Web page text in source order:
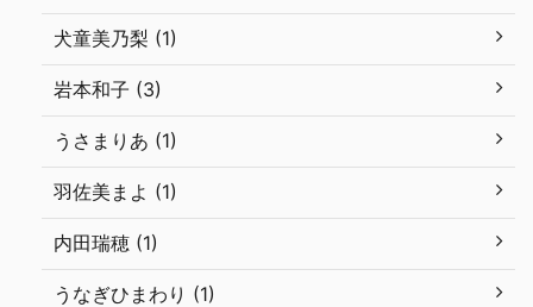
犬童美乃梨 (1)
岩本和子 (3)
うさまりあ (1)
羽佐美まよ (1)
内田瑞穂 (1)
うなぎひまわり (1)